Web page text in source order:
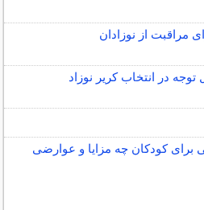
مراقبت از نوزادان
توجه در انتخاب کریر نوزاد
برای کودکان چه مزایا و عوارضی